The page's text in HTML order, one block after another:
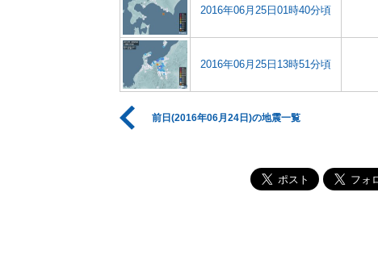
2016年06月25日01時40分頃
2016年06月25日13時51分頃
前日(2016年06月24日)の地震一覧